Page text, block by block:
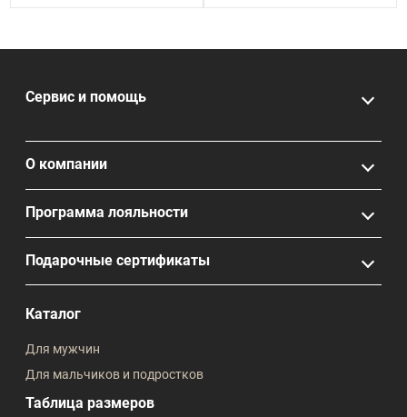
Сервис и помощь
О компании
Программа лояльности
Подарочные сертификаты
Каталог
Для мужчин
Для мальчиков и подростков
Таблица размеров